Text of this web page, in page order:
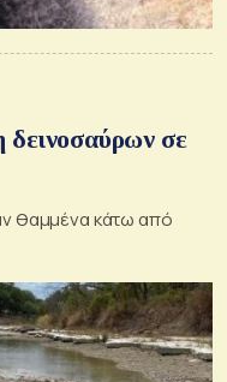
σε
θαμμένα κάτω από